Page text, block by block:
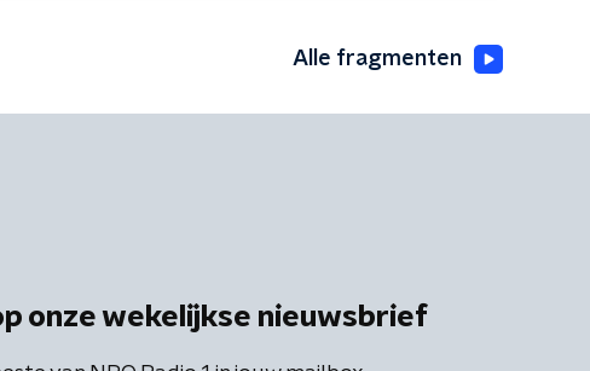
Alle fragmenten
onze wekelijkse nieuwsbrief